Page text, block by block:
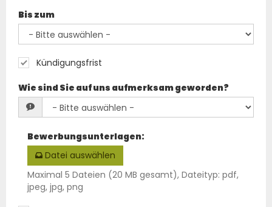
Bis zum
Kündigungsfrist
Wie sind Sie auf uns aufmerksam geworden?
Bewerbungsunterlagen:
Datei auswählen
Maximal 5 Dateien (20 MB gesamt), Dateityp: pdf,
jpeg, jpg, png